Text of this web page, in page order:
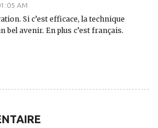
AM
Si c’est efficace, la technique
bel avenir. En plus c’est français.